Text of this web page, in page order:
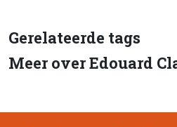
Gerelateerde tags
Meer over Edouard